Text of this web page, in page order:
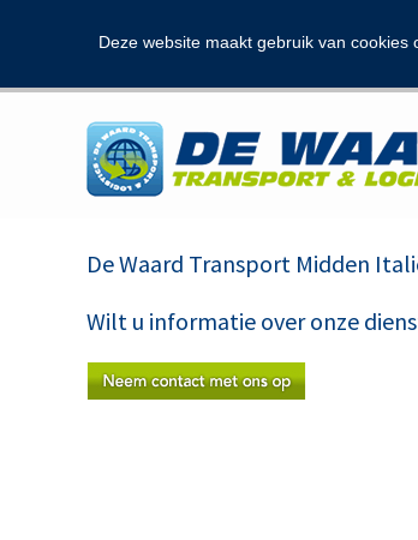
Deze website maakt gebruik van cookies
De Waard Transport Midden
Wilt u informatie over onze